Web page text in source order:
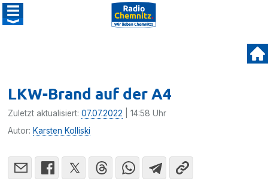
LKW-Brand auf der A4
Zuletzt aktualisiert:07.07.2022 | 14:58 Uhr
Autor: Karsten Kolliski